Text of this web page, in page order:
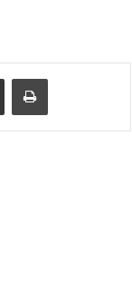
Podijeli putem Emaila Print